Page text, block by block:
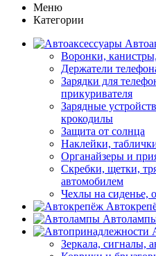
Меню
Категории
Воронки,
Держатели
Зарядки для
прикуривателя
Зарядные
крокодилы
Защита от солнца
Наклейки,
Органайзеры и
Скребки, щетки,
автомобилем
Чехлы на сиденье,
Зеркала, сигналы,